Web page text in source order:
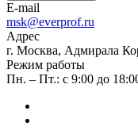
E-mail
msk@everprof.ru
Адрес
г. Москва, Адмирала
Режим работы
Пн. – Пт.: с 9:00 до